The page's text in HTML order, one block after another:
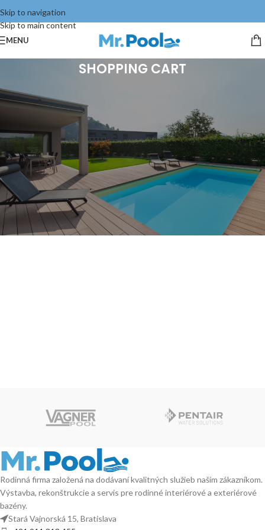
Skip to navigation
Skip to main content
MENU
SHOPPING CART
Váš košík je prázdny.
Before proceed to checkout you must add some products to your
shopping cart.
You will find a lot of interesting products on our "Shop" page.
VRÁTIŤ SA DO OBCHODU
Rodinná firma založená na dodávaní kvalitných služieb naším zákazníkom.
Výstavba, rekonštrukcie a servis pre rodinné interiérové a exteriérové
bazény.
Stará Vajnorská 15, Bratislava